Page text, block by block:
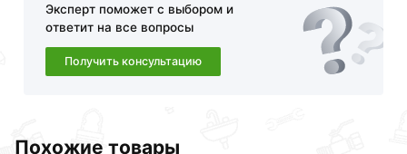
Эксперт поможет с выбором и
ответит на все вопросы
Получить консультацию
Похожие товары